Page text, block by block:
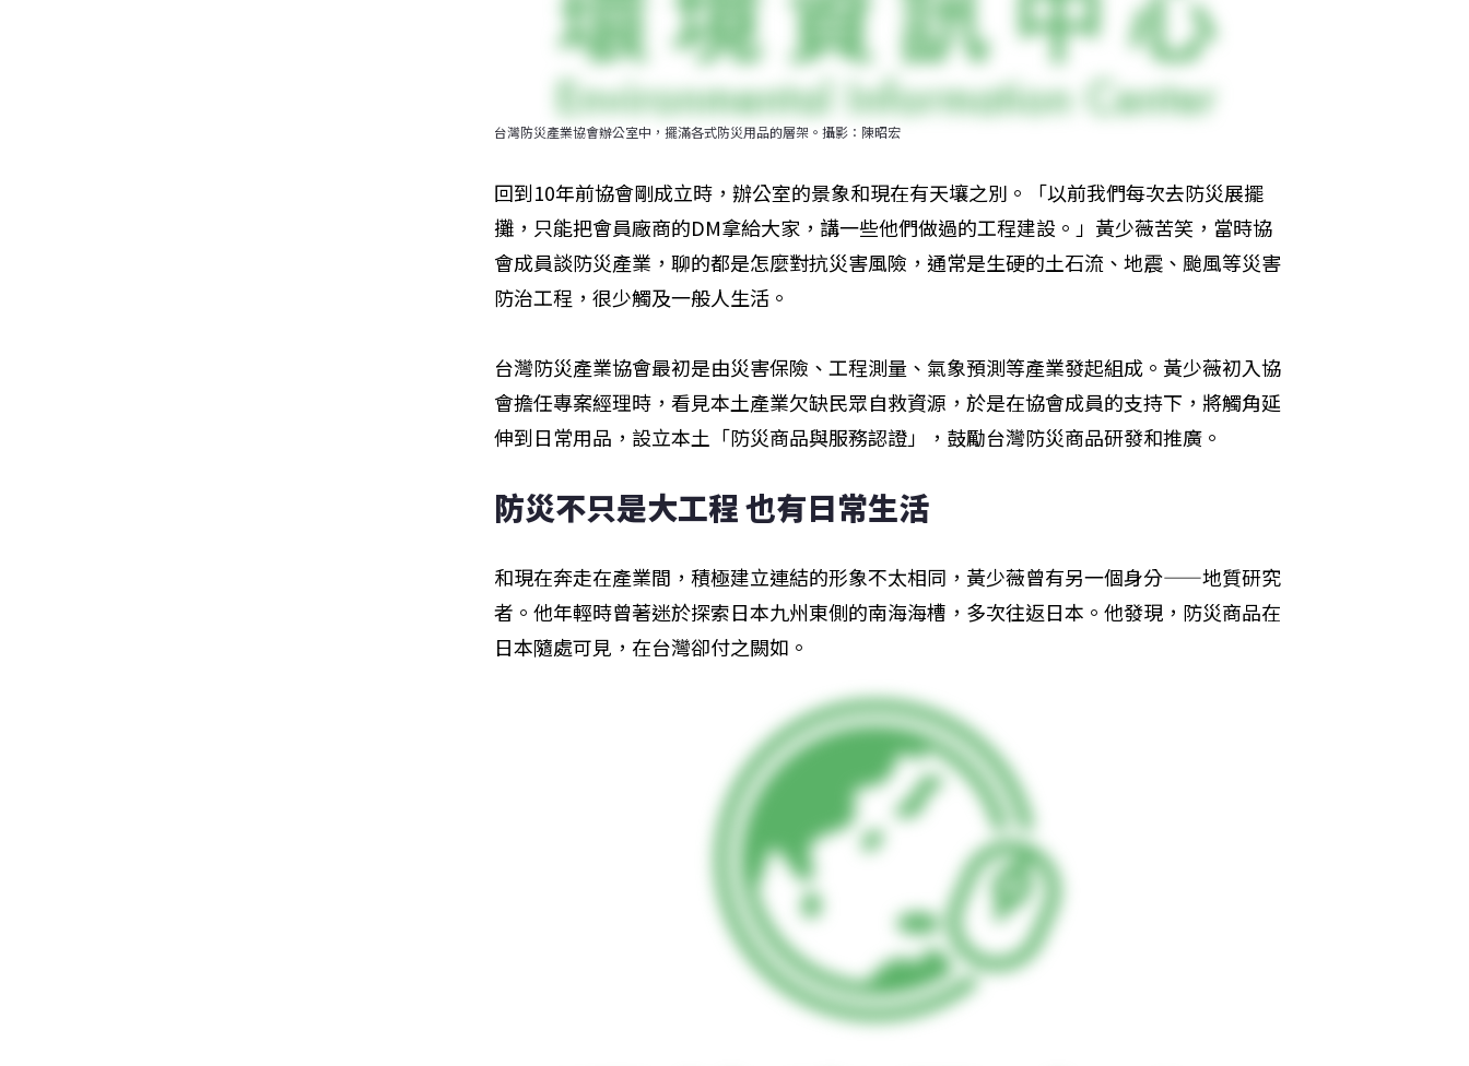
台灣防災產業協會辦公室中，擺滿各式防災用品的層架。攝影：陳昭宏
回到10年前協會剛成立時，辦公室的景象和現在有天壤之別。「以前我們每次去防災展擺
攤，只能把會員廠商的DM拿給大家，講一些他們做過的工程建設。」黃少薇苦笑，當時協
會成員談防災產業，聊的都是怎麼對抗災害風險，通常是生硬的土石流、地震、颱風等災害
防治工程，很少觸及一般人生活。
台灣防災產業協會最初是由災害保險、工程測量、氣象預測等產業發起組成。黃少薇初入協
會擔任專案經理時，看見本土產業欠缺民眾自救資源，於是在協會成員的支持下，將觸角延
伸到日常用品，設立本土「防災商品與服務認證」，鼓勵台灣防災商品研發和推廣。
防災不只是大工程 也有日常生活
和現在奔走在產業間，積極建立連結的形象不太相同，黃少薇曾有另一個身分——地質研究
者。他年輕時曾著迷於探索日本九州東側的南海海槽，多次往返日本。他發現，防災商品在
日本隨處可見，在台灣卻付之闕如。